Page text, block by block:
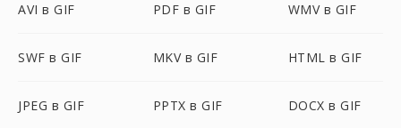
AVI в GIF PDF в GIF WMV в GIF
SWF в GIF MKV в GIF HTML в GIF
JPEG в GIF PPTX в GIF DOCX в GIF